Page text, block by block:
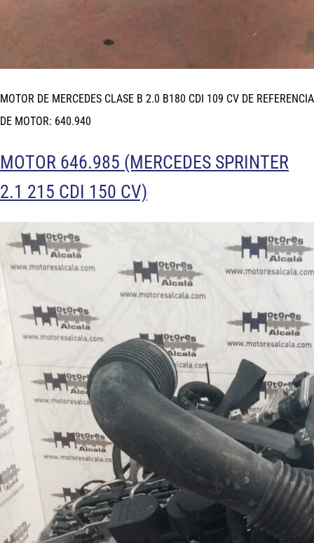
MOTOR DE MERCEDES CLASE B 2.0 B180 CDI 109 CV DE REFERENCIA
DE MOTOR: 640.940
MOTOR 646.985 (MERCEDES SPRINTER
2.1 215 CDI 150 CV)